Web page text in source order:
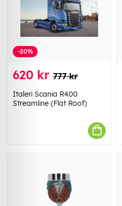
-20%
620 kr 777 kr
Italeri Scania R400
Streamline (Flat Roof)